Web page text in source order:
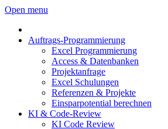
Open menu
Auftrags-Programmierung
Excel Programmierung
Access & Datenbanken
Projektanfrage
Excel Schulungen
Referenzen & Projekte
Einsparpotential berechnen
KI & Code-Review
KI Code Review